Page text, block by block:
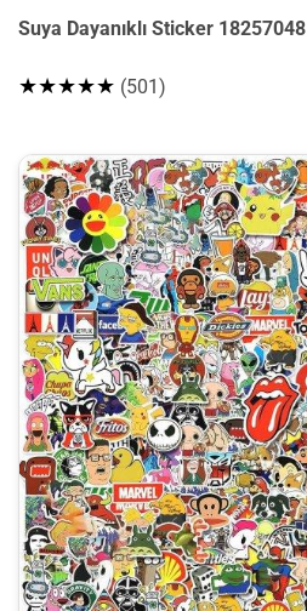
Suya Dayanıklı Sticker 18257048
★★★★★ (501)